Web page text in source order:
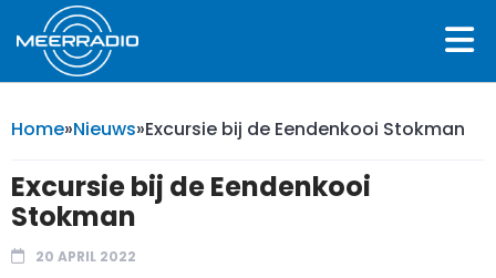
Home»Nieuws»Excursie bij de Eendenkooi Stokman
Excursie bij de Eendenkooi
Stokman
20 APRIL 2022